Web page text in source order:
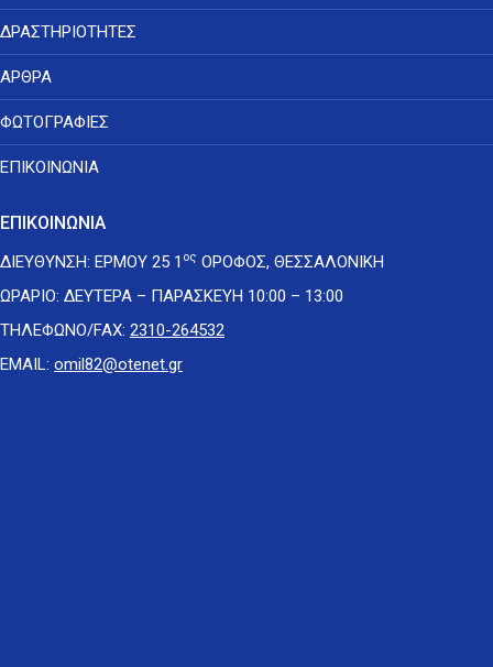
ΔΡΑΣΤΗΡΙΟΤΗΤΕΣ
ΑΡΘΡΑ
ΦΩΤΟΓΡΑΦΙΕΣ
ΕΠΙΚΟΙΝΩΝΙΑ
ΕΠΙΚΟΙΝΩΝΙΑ
ΔΙΕΥΘΥΝΣΗ: ΕΡΜΟΥ 25 1 ος ΟΡΟΦΟΣ, ΘΕΣΣΑΛΟΝΙΚΗ
ΩΡΑΡΙΟ: ΔΕΥΤΕΡΑ – ΠΑΡΑΣΚΕΥΗ 10:00 – 13:00
ΤΗΛΕΦΩΝΟ/FAX: 2310-264532
EMAIL: omil82@otenet.gr